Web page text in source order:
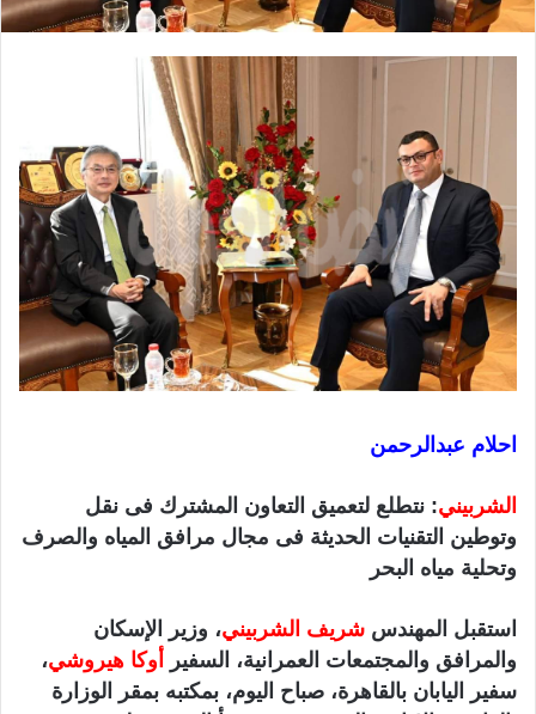
ي
ا
احلام عبدالرحمن
الشربيني: نتطلع لتعميق التعاون المشترك فى نقل
وتوطين التقنيات الحديثة فى مجال مرافق المياه والصرف
وتحلية مياه البحر
استقبل المهندس شريف الشربيني، وزير الإسكان
والمرافق والمجتمعات العمرانية، السفير
أوكا هيروشي،
سفير اليابان بالقاهرة، صباح اليوم، بمكتبه بمقر الوزارة